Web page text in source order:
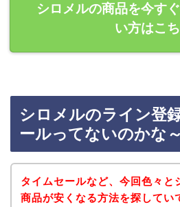
シロメルの商品を今す
い方はこ
シロメルのライン登
ールってないのかな～
タイムセールなど、今回色々と
商品が安くなる方法を探してい